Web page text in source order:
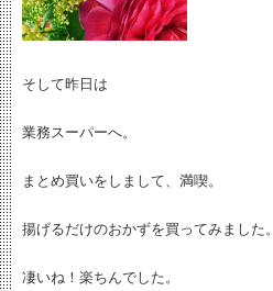
そして昨日は
業務スーパーへ。
まとめ買いをしまして、満喫。
揚げるだけのおかずを買ってみました。
凄いね！楽ちんでした。